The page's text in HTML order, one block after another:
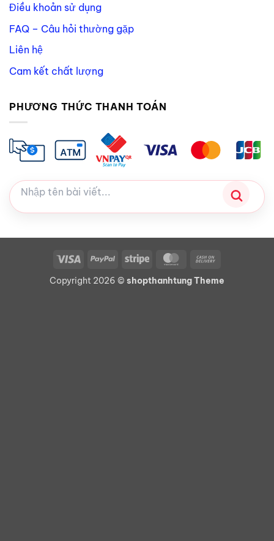
Điều khoản sử dụng
FAQ – Câu hỏi thường gặp
Liên hệ
Cam kết chất lượng
PHƯƠNG THỨC THANH TOÁN
Visa PayPal Stripe MasterCard
Delivery
Copyright 2026 © shopthanhtung Theme